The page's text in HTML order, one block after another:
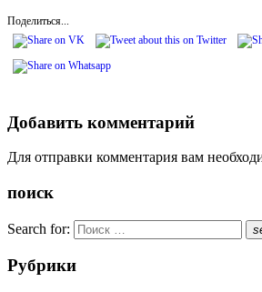
Поделиться...
Добавить комментарий
Для отправки комментария вам
поиск
Search for:
Рубрики